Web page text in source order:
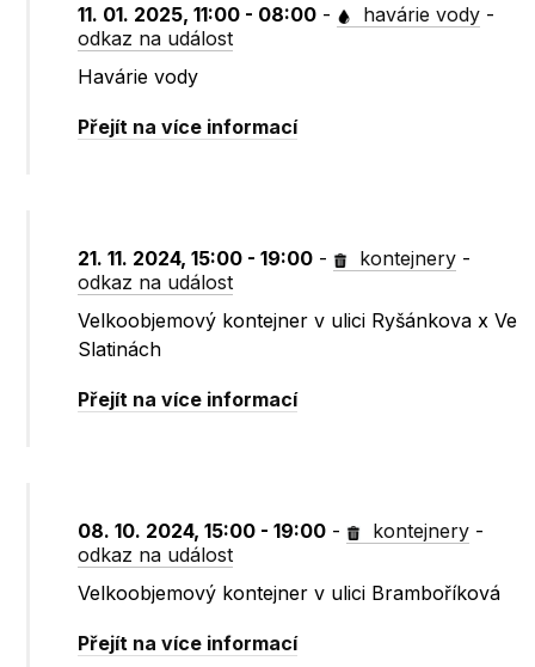
11. 01. 2025, 11:00 - 08:00 - havárie vody -
odkaz na událost
Havárie vody
Přejít na více informací
21. 11. 2024, 15:00 - 19:00 - kontejnery -
odkaz na událost
Velkoobjemový kontejner v ulici Ryšánkova x Ve
Slatinách
Přejít na více informací
08. 10. 2024, 15:00 - 19:00 - kontejnery -
odkaz na událost
Velkoobjemový kontejner v ulici Bramboříková
Přejít na více informací